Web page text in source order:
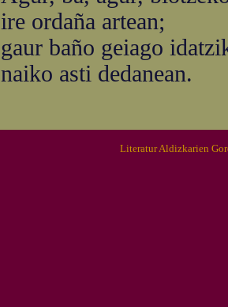
ire ordaña artean;
gaur baño geiago
naiko asti dedanean.
Literatur Aldizkarien